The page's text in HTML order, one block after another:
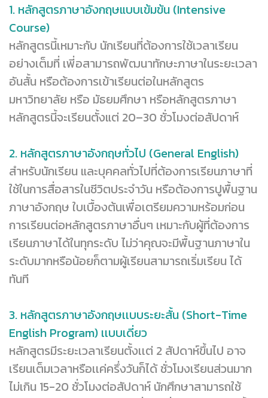
1. หลักสูตรภาษาอังกฤษแบบเข้มข้น (Intensive
Course)
หลักสูตรนี้เหมาะกับ นักเรียนที่ต้องการใช้เวลาเรียน
อย่างเต็มที่ เพี่อสามารถพัฒนาทักษะภาษาในระยะเวลา
อันสั้น หรือต้องการเข้าเรียนต่อในหลักสูตร
มหาวิทยาลัย หรือ มัธยมศึกษา หรือหลักสูตรภาษา
หลักสูตรนี้จะเรียนตั้งแต่ 20–30 ชั่วโมงต่อสัปดาห์
2. หลักสูตรภาษาอังกฤษทั่วไป (General English)
สำหรับนักเรียน และบุคคลทั่วไปที่ต้องการเรียนภาษาที่
ใช้ในการสื่อสารในชีวิตประจำวัน หรือต้องการปูพื้นฐาน
ภาษาอังกฤษ ใบเบื้องต้นเพื่อเตรียมความหร้อมก่อน
การเรียนต่อหลักสูตรภาษาอื่นๆ เหมาะกับผู้ที่ต้องการ
เรียนภาษาได้ในทุกระดับ ไม่ว่าคุณจะมีพื้นฐานภาษาใน
ระดับมากหรือน้อยก็ตามผู้เรียนสามารถเริ่มเรียน ได้
ทันที
3. หลักสูตรภาษาอังกฤษเเบบระยะสั้น (Short-Time
English Program) เเบบเดี่ยว
หลักสูตรมีระยะเวลาเรียนตั้งเเต่ 2 สัปดาห์ขึ้นไป อาจ
เรียนเต็มเวลาหรือเเค่ครึ่งวันก็ได้ ชั่วโมงเรียนส่วนมาก
ไม่เกิน 15-20 ชั่วโมงต่อสัปดาห์ นักศึกษาสามารถใช้